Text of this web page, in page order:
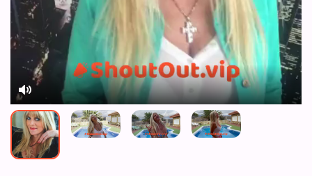
Mute